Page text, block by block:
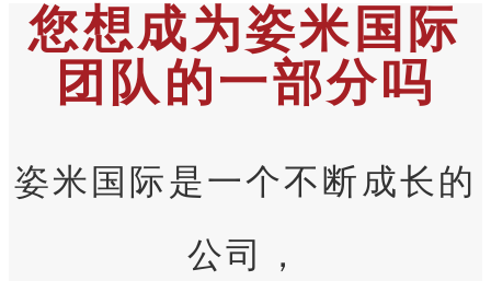
您想成为姿米国际
团队的一部分吗
姿米国际是一个不断成长的
公司，